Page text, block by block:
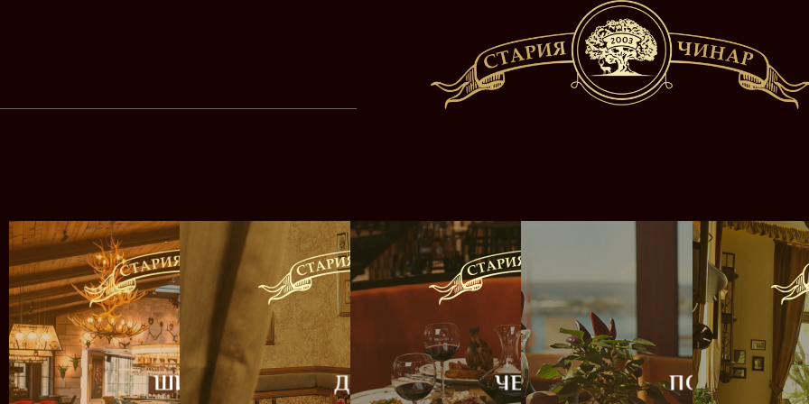
ШИПЧЕНСКИ ДОНДУКОВ ЧЕРНО МОРЕ ПОРТ ВАРНА